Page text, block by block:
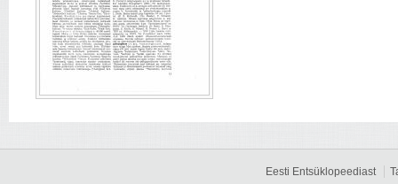
Eesti Entsüklopeediast